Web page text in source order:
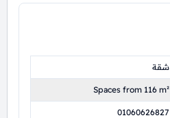
شقة
Spaces from 116 m²
01060626827